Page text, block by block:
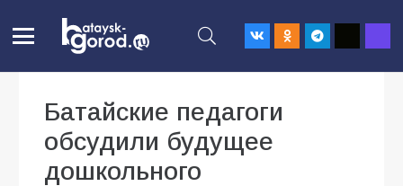
Батайские педагоги
обсудили будущее
дошкольного